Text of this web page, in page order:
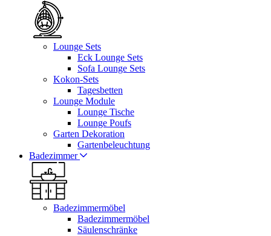
Lounge Sets
Eck Lounge Sets
Sofa Lounge Sets
Kokon-Sets
Tagesbetten
Lounge Module
Lounge Tische
Lounge Poufs
Garten Dekoration
Gartenbeleuchtung
Badezimmer
Badezimmermöbel
Badezimmermöbel
Säulenschränke